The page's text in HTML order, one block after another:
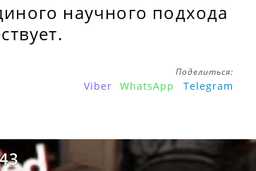
научного подхода
Поделиться:
Viber WhatsApp Telegram